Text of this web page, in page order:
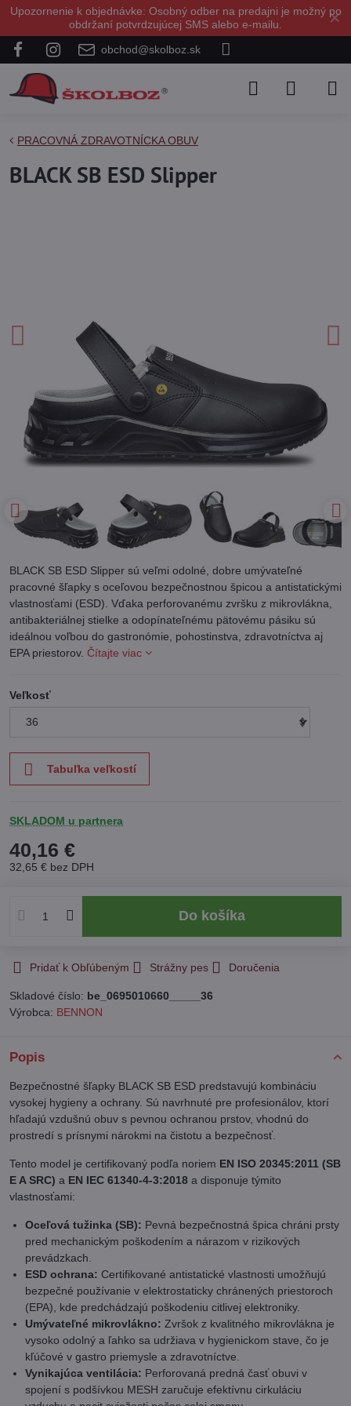
✕
Upozornenie k objednávke: Osobný odber na predajni je možný po
obdržaní potvrdzujúcej SMS alebo e-mailu.
obchod@skolboz.sk
PRACOVNÁ ZDRAVOTNÍCKA OBUV
BLACK SB ESD Slipper
BLACK SB ESD Slipper sú veľmi odolné, dobre umývateľné
pracovné šľapky s oceľovou bezpečnostnou špicou a antistatickými
vlastnosťami (ESD). Vďaka perforovanému zvršku z mikrovlákna,
antibakteriálnej stielke a odopínateľnému pätovému pásiku sú
ideálnou voľbou do gastronómie, pohostinstva, zdravotníctva aj
EPA priestorov. Čítajte viac
Veľkosť
Tabuľka veľkostí
SKLADOM u partnera
40,16 €
32,65 € bez DPH
Do košíka
Pridať k Obľúbeným Strážny pes Doručenia
Skladové číslo: be_0695010660_____36
Výrobca: BENNON
Popis
Bezpečnostné šľapky BLACK SB ESD predstavujú kombináciu
vysokej hygieny a ochrany. Sú navrhnuté pre profesionálov, ktorí
hľadajú vzdušnú obuv s pevnou ochranou prstov, vhodnú do
prostredí s prísnymi nárokmi na čistotu a bezpečnosť.
Tento model je certifikovaný podľa noriem EN ISO 20345:2011 (SB
E A SRC) a EN IEC 61340-4-3:2018 a disponuje týmito
vlastnosťami:
Oceľová tužinka (SB): Pevná bezpečnostná špica chráni prsty
pred mechanickým poškodením a nárazom v rizikových
prevádzkach.
ESD ochrana: Certifikované antistatické vlastnosti umožňujú
bezpečné používanie v elektrostaticky chránených priestoroch
(EPA), kde predchádzajú poškodeniu citlivej elektroniky.
Umývateľné mikrovlákno: Zvršok z kvalitného mikrovlákna je
vysoko odolný a ľahko sa udržiava v hygienickom stave, čo je
kľúčové v gastro priemysle a zdravotníctve.
Vynikajúca ventilácia: Perforovaná predná časť obuvi v
spojení s podšívkou MESH zaručuje efektívnu cirkuláciu